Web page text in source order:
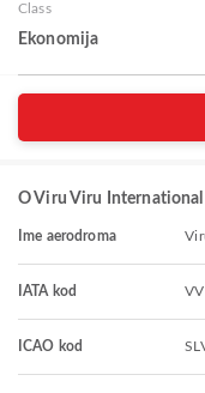
Class
Ekonomija
O Viru Viru
Ime aerodroma
IATA kod
ICAO kod